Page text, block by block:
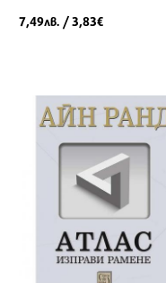
7,49лв. / 3,83€